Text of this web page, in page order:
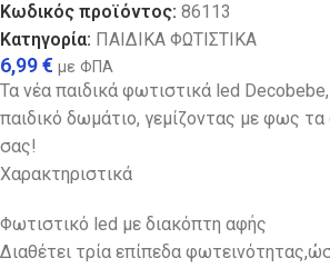
Κωδικός προϊόντος: 86113
Κατηγορία: ΠΑΙΔΙΚΑ ΦΩΤΙΣΤΙΚΑ
6,99€ με ΦΠΑ
Τα νέα παιδικά φωτιστικά led
παιδικό δωμάτιο, γεμίζοντας με φως
σας!
Χαρακτηριστικά
Φωτιστικό led με διακόπτη αφής
Διαθέτει τρία επίπεδα